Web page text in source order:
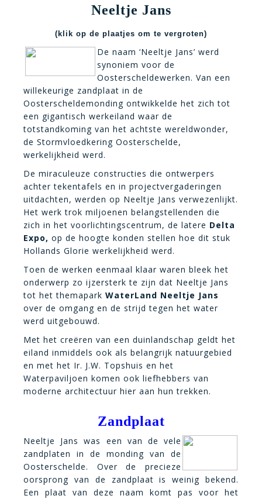
Neeltje Jans
(klik op de plaatjes om te vergroten)
De naam ‘Neeltje Jans’ werd
synoniem voor de
Oosterscheldewerken. Van een
willekeurige zandplaat in de
Oosterscheldemonding ontwikkelde het zich tot
een gigantisch werkeiland waar de
totstandkoming van het achtste wereldwonder,
de Stormvloedkering Oosterschelde,
werkelijkheid werd.
De miraculeuze constructies die ontwerpers
achter tekentafels en in projectvergaderingen
uitdachten, werden op Neeltje Jans verwezenlijkt.
Het werk trok miljoenen belangstellenden die
zich in het voorlichtingscentrum, de latere Delta
Expo, op de hoogte konden stellen hoe dit stuk
Hollands Glorie werkelijkheid werd.
Toen de werken eenmaal klaar waren bleek het
onderwerp zo ijzersterk te zijn dat Neeltje Jans
tot het themapark WaterLand Neeltje Jans
over de omgang en de strijd tegen het water
werd uitgebouwd.
Met het creëren van een duinlandschap geldt het
eiland inmiddels ook als belangrijk natuurgebied
en met het Ir. J.W. Topshuis en het
Waterpaviljoen komen ook liefhebbers van
moderne architectuur hier aan hun trekken.
Zandplaat
Neeltje Jans was een van de vele
zandplaten in de monding van de
Oosterschelde. Over de precieze
oorsprong van de zandplaat is weinig bekend.
Een plaat van deze naam komt pas voor het